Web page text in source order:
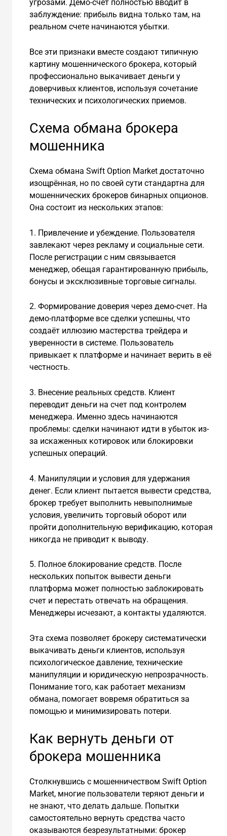
угрозами. Демо-счет полностью вводит в
заблуждение: прибыль видна только там, на
реальном счете начинаются убытки.
Все эти признаки вместе создают типичную
картину мошеннического брокера, который
профессионально выкачивает деньги у
доверчивых клиентов, используя сочетание
технических и психологических приемов.
Схема обмана брокера
мошенника
Схема обмана Swift Option Market достаточно
изощрённая, но по своей сути стандартна для
мошеннических брокеров бинарных опционов.
Она состоит из нескольких этапов:
1. Привлечение и убеждение. Пользователя
завлекают через рекламу и социальные сети.
После регистрации с ним связывается
менеджер, обещая гарантированную прибыль,
бонусы и эксклюзивные торговые сигналы.
2. Формирование доверия через демо-счет. На
демо-платформе все сделки успешны, что
создаёт иллюзию мастерства трейдера и
уверенности в системе. Пользователь
привыкает к платформе и начинает верить в её
честность.
3. Внесение реальных средств. Клиент
переводит деньги на счет под контролем
менеджера. Именно здесь начинаются
проблемы: сделки начинают идти в убыток из-
за искаженных котировок или блокировки
успешных операций.
4. Манипуляции и условия для удержания
денег. Если клиент пытается вывести средства,
брокер требует выполнить невыполнимые
условия, увеличить торговый оборот или
пройти дополнительную верификацию, которая
никогда не приводит к выводу.
5. Полное блокирование средств. После
нескольких попыток вывести деньги
платформа может полностью заблокировать
счет и перестать отвечать на обращения.
Менеджеры исчезают, а контакты удаляются.
Эта схема позволяет брокеру систематически
выкачивать деньги клиентов, используя
психологическое давление, технические
манипуляции и юридическую непрозрачность.
Понимание того, как работает механизм
обмана, помогает вовремя обратиться за
помощью и минимизировать потери.
Как вернуть деньги от
брокера мошенника
Столкнувшись с мошенничеством Swift Option
Market, многие пользователи теряют деньги и
не знают, что делать дальше. Попытки
самостоятельно вернуть средства часто
оказываются безрезультатными: брокер